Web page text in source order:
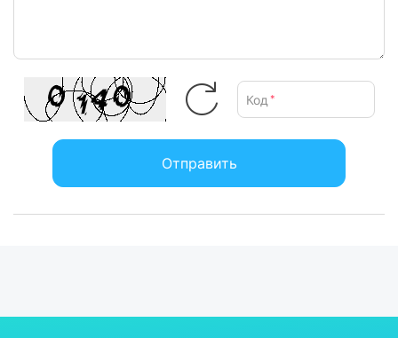
Код *
Отправить